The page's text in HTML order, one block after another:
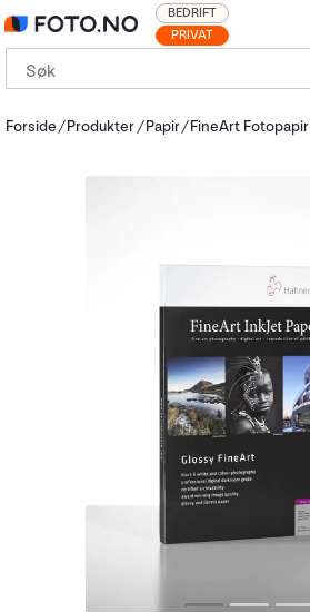
PRIVAT
BEDRIFT
Forside Produkter Papir FineArt Fotopapir